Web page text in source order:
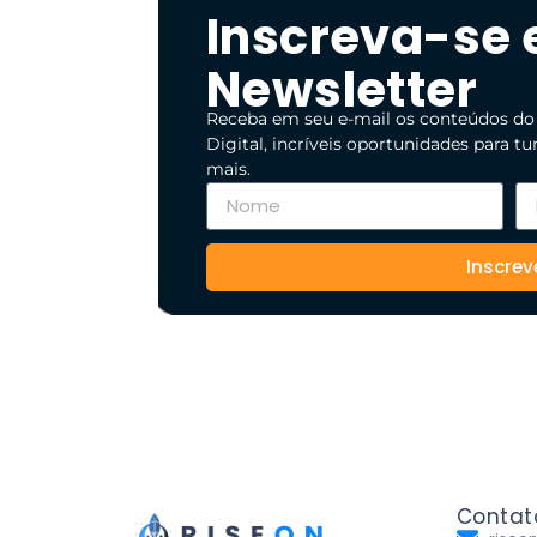
Inscreva-se
Newsletter
Receba em seu e-mail os conteúdos
Digital, incríveis oportunidades para
mais.